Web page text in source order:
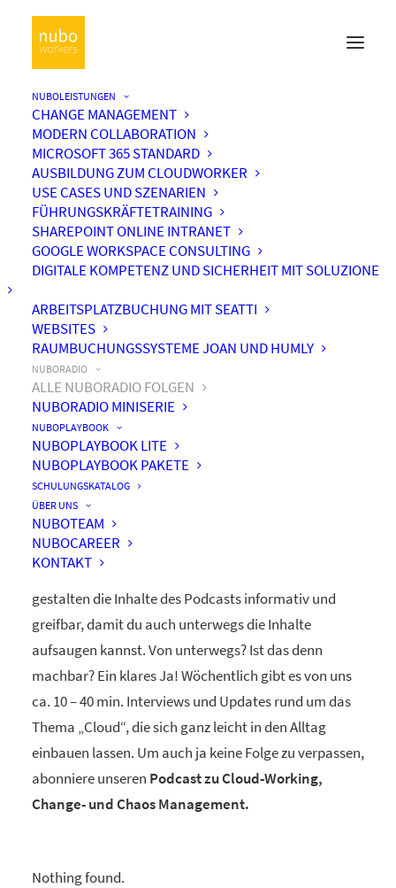
NUBOLEISTUNGEN
CHANGE MANAGEMENT
MODERN COLLABORATION
MICROSOFT 365 STANDARD
AUSBILDUNG ZUM CLOUDWORKER
USE CASES UND SZENARIEN
FÜHRUNGSKRÄFTETRAINING
SHAREPOINT ONLINE INTRANET
GOOGLE WORKSPACE CONSULTING
DIGITALE KOMPETENZ UND SICHERHEIT MIT SOLUZIONE
ARBEITSPLATZBUCHUNG MIT SEATTI
WEBSITES
RAUMBUCHUNGSSYSTEME JOAN UND HUMLY
NUBORADIO
ALLE NUBORADIO FOLGEN
NUBORADIO MINISERIE
NUBOPLAYBOOK
NUBOPLAYBOOK LITE
NUBOPLAYBOOK PAKETE
SCHULUNGSKATALOG
ÜBER UNS
NUBOTEAM
NUBOCAREER
KONTAKT
by nuboworkers GmbH
Herzlich Willkommen! Du hast nuboRadio – unseren
ganz eigenenPodcast zur Digitalisierung
Unsere beiden Moderatoren Dominique und Markus
gestalten die Inhalte des Podcasts informativ und
greifbar, damit du auch unterwegs die Inhalte
aufsaugen kannst. Von unterwegs? Ist das denn
machbar? Ein klares Ja! Wöchentlich gibt es von uns
ca. 10 – 40 min. Interviews und Updates rund um das
Thema „Cloud“, die sich ganz leicht in den Alltag
einbauen lassen. Um auch ja keine Folge zu verpassen,
abonniere unseren Podcast zu Cloud-Working,
Change- und Chaos Management.
Nothing found.